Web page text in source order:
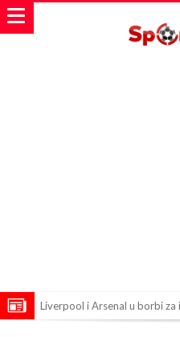
Liverpool i Arsenal u borbi